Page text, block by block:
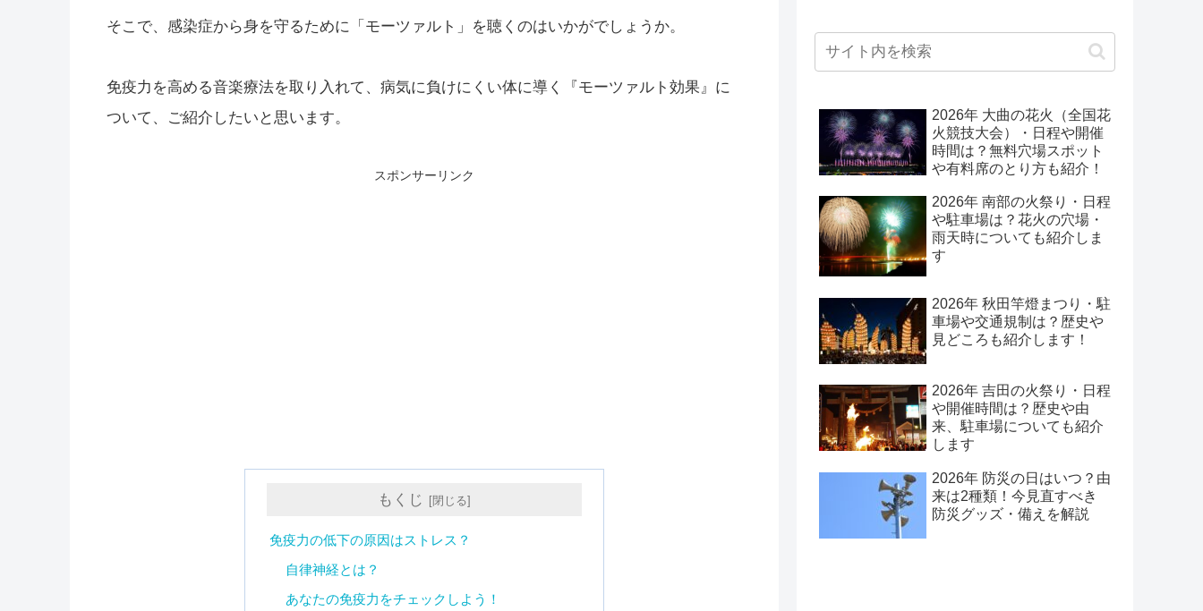
そこで、感染症から身を守るために「モーツァルト」を聴くのはいかがでしょうか。
免疫力を高める音楽療法を取り入れて、病気に負けにくい体に導く『モーツァルト効果』に
ついて、ご紹介したいと思います。
スポンサーリンク
もくじ
免疫力の低下の原因はストレス？
自律神経とは？
あなたの免疫力をチェックしよう！
2026年 大曲の花火（全国花
火競技大会）・日程や開催
時間は？無料穴場スポット
や有料席のとり方も紹介！
2026年 南部の火祭り・日程
や駐車場は？花火の穴場・
雨天時についても紹介しま
す
2026年 秋田竿燈まつり・駐
車場や交通規制は？歴史や
見どころも紹介します！
2026年 吉田の火祭り・日程
や開催時間は？歴史や由
来、駐車場についても紹介
します
2026年 防災の日はいつ？由
来は2種類！今見直すべき
防災グッズ・備えを解説